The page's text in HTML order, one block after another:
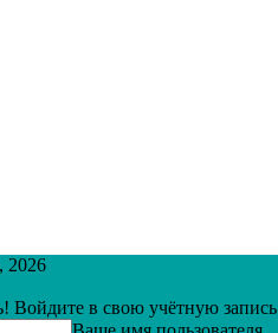
2026
Войдите в свою учётную запись